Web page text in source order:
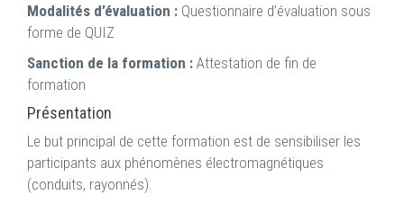
Modalités d’évaluation : Questionnaire d’évaluation sous
forme de QUIZ
Sanction de la formation : Attestation de fin de
formation
Présentation
Le but principal de cette formation est de sensibiliser les
participants aux phénomènes électromagnétiques
(conduits, rayonnés).